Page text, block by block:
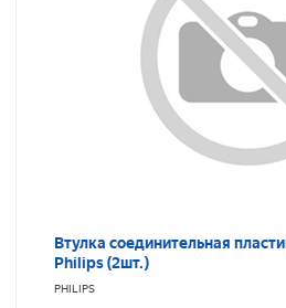
Втулка соединительная
Philips (2шт.)
PHILIPS